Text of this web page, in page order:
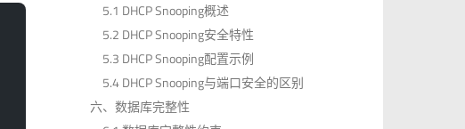
5.1 DHCP Snooping概述
5.2 DHCP Snooping安全特性
5.3 DHCP Snooping配置示例
5.4 DHCP Snooping与端口安全的区别
六、数据库完整性